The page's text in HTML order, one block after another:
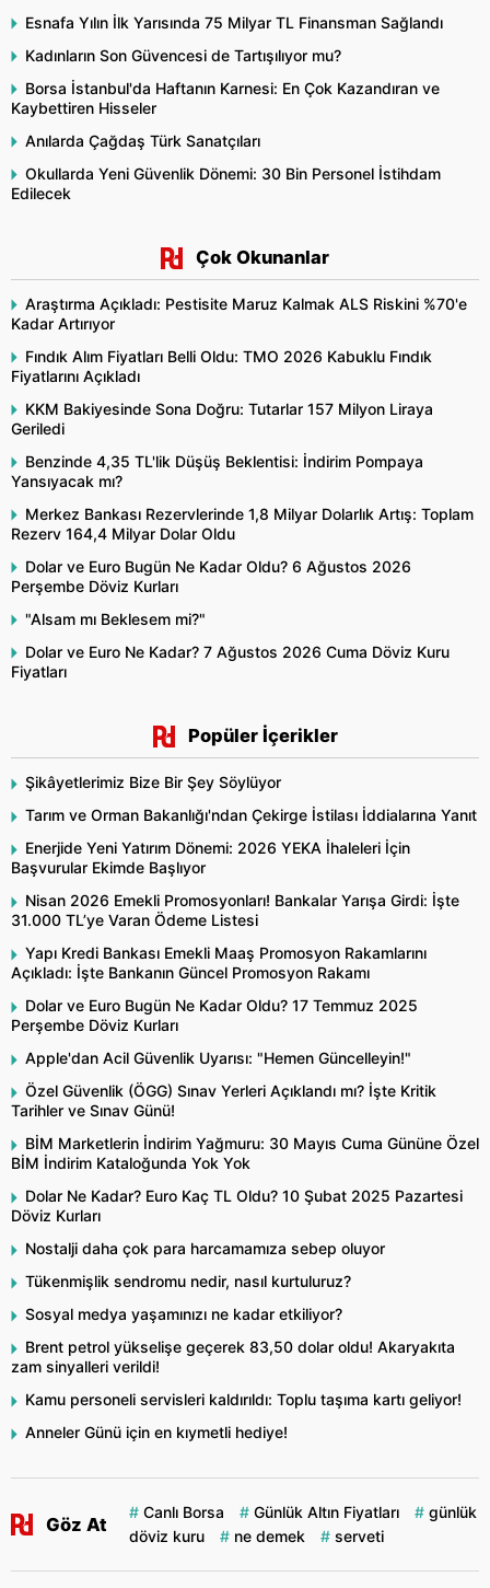
Esnafa Yılın İlk Yarısında 75 Milyar TL Finansman Sağlandı
Kadınların Son Güvencesi de Tartışılıyor mu?
Borsa İstanbul'da Haftanın Karnesi: En Çok Kazandıran ve
Kaybettiren Hisseler
Anılarda Çağdaş Türk Sanatçıları
Okullarda Yeni Güvenlik Dönemi: 30 Bin Personel İstihdam
Edilecek
Çok Okunanlar
Araştırma Açıkladı: Pestisite Maruz Kalmak ALS Riskini %70'e
Kadar Artırıyor
Fındık Alım Fiyatları Belli Oldu: TMO 2026 Kabuklu Fındık
Fiyatlarını Açıkladı
KKM Bakiyesinde Sona Doğru: Tutarlar 157 Milyon Liraya
Geriledi
Benzinde 4,35 TL'lik Düşüş Beklentisi: İndirim Pompaya
Yansıyacak mı?
Merkez Bankası Rezervlerinde 1,8 Milyar Dolarlık Artış: Toplam
Rezerv 164,4 Milyar Dolar Oldu
Dolar ve Euro Bugün Ne Kadar Oldu? 6 Ağustos 2026
Perşembe Döviz Kurları
"Alsam mı Beklesem mi?"
Dolar ve Euro Ne Kadar? 7 Ağustos 2026 Cuma Döviz Kuru
Fiyatları
Popüler İçerikler
Şikâyetlerimiz Bize Bir Şey Söylüyor
Tarım ve Orman Bakanlığı'ndan Çekirge İstilası İddialarına Yanıt
Enerjide Yeni Yatırım Dönemi: 2026 YEKA İhaleleri İçin
Başvurular Ekimde Başlıyor
Nisan 2026 Emekli Promosyonları! Bankalar Yarışa Girdi: İşte
31.000 TL’ye Varan Ödeme Listesi
Yapı Kredi Bankası Emekli Maaş Promosyon Rakamlarını
Açıkladı: İşte Bankanın Güncel Promosyon Rakamı
Dolar ve Euro Bugün Ne Kadar Oldu? 17 Temmuz 2025
Perşembe Döviz Kurları
Apple'dan Acil Güvenlik Uyarısı: "Hemen Güncelleyin!"
Özel Güvenlik (ÖGG) Sınav Yerleri Açıklandı mı? İşte Kritik
Tarihler ve Sınav Günü!
BİM Marketlerin İndirim Yağmuru: 30 Mayıs Cuma Gününe Özel
BİM İndirim Kataloğunda Yok Yok
Dolar Ne Kadar? Euro Kaç TL Oldu? 10 Şubat 2025 Pazartesi
Döviz Kurları
Nostalji daha çok para harcamamıza sebep oluyor
Tükenmişlik sendromu nedir, nasıl kurtuluruz?
Sosyal medya yaşamınızı ne kadar etkiliyor?
Brent petrol yükselişe geçerek 83,50 dolar oldu! Akaryakıta
zam sinyalleri verildi!
Kamu personeli servisleri kaldırıldı: Toplu taşıma kartı geliyor!
Anneler Günü için en kıymetli hediye!
Göz At
Canlı Borsa Günlük Altın Fiyatları
günlük
döviz kuru
ne demek serveti